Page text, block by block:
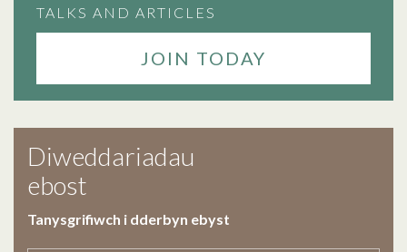
TALKS AND ARTICLES
JOIN TODAY
Diweddariadau
ebost
Tanysgrifiwch i dderbyn ebyst